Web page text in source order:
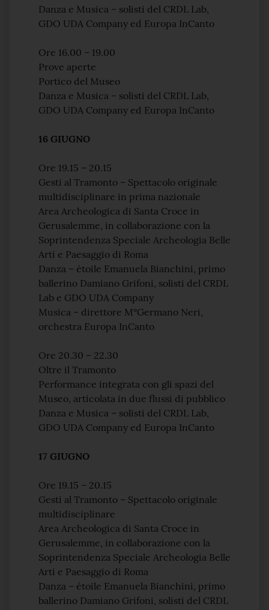
Danza e Musica – solisti del CRDL Lab,
GDO UDA Company ed Europa InCanto
Ore 16.00 – 19.00
Prove aperte
Portico del Museo
Danza e Musica – solisti del CRDL Lab,
GDO UDA Company ed Europa InCanto
16 GIUGNO
Ore 19.15 – 20.15
Gesti al Tramonto – Spettacolo originale
multidisciplinare in prima nazionale
Area Archeologica di Santa Croce in
Gerusalemme, in collaborazione con la
Soprintendenza Speciale Archeologia Belle
Arti e Paesaggio di Roma
Danza – étoile Emanuela Bianchini, primo
ballerino Damiano Grifoni, solisti del CRDL
Lab e GDO UDA Company
Musica – direttore M°Germano Neri,
orchestra Europa InCanto
Ore 20.30 – 22.30
Oltre il Tramonto
Performance integrata con gli spazi del
Museo, articolata in due flussi di pubblico
Danza e Musica – solisti del CRDL Lab,
GDO UDA Company ed Europa InCanto
17 GIUGNO
Ore 19.15 – 20.15
Gesti al Tramonto – Spettacolo originale
multidisciplinare
Area Archeologica di Santa Croce in
Gerusalemme, in collaborazione con la
Soprintendenza Speciale Archeologia Belle
Arti e Paesaggio di Roma
Danza – étoile Emanuela Bianchini, primo
ballerino Damiano Grifoni, solisti del CRDL